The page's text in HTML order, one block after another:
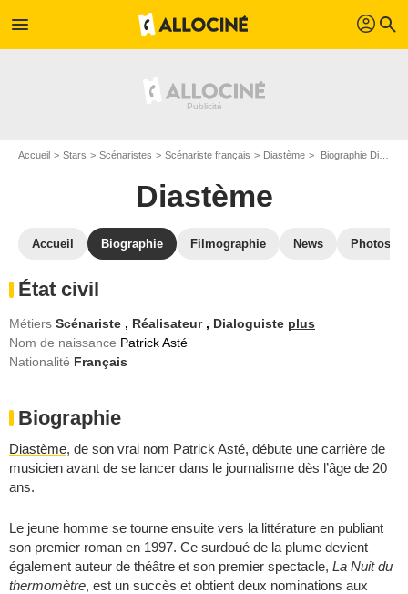
menu profil search
Accueil Stars Scénaristes Scénariste français Diastème Biographie Diastème
Diastème
Accueil Biographie Filmographie News Photos
État civil
Métiers Scénariste , Réalisateur , Dialoguiste plus
Nom de naissance Patrick Asté
Nationalité Français
Biographie
Diastème, de son vrai nom Patrick Asté, débute une carrière de
musicien avant de se lancer dans le journalisme dès l’âge de 20
ans.
Le jeune homme se tourne ensuite vers la littérature en publiant
son premier roman en 1997. Ce surdoué de la plume devient
également auteur de théâtre et son premier spectacle, La Nuit du
thermomètre, est un succès et obtient deux nominations aux